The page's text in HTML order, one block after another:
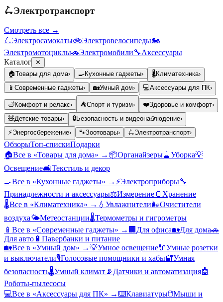
🛴Электротранспорт
Смотреть все →
🛴Электросамокаты🚲Электровелосипеды🏍️
Электромотоциклы🚗Электромобили🔧Аксессуары
Каталог ✕
🏠Товары для дома› 🍳Кухонные гаджеты› 🌡️Климатехника›
📱 Современные гаджеты› 🏡Умный дом› 💻Аксессуары для ПК›
🛁Комфорт и релакс› ⛺Спорт и туризм› ❤️Здоровье и комфорт›
🧸Детские товары› 🔒Безопасность и видеонаблюдение›
⚡Энергосбережение› 🐾Зоотовары› 🛴Электротранспорт›
ОбзорыТоп-спискиПодарки
🏠Все в «Товары для дома» → 📦Органайзеры🧹 Уборка💡
Освещение🛋️Текстиль и декор
🍳Все в «Кухонные гаджеты» → ⚡Электроприборы🔧
Принадлежности и аксессуары⚖️Измерение 🫙 Хранение
🌡️Все в «Климатехника» → 💧 Увлажнители🌬️Очистители
воздуха🌤️Метеостанции🌡️Термометры и гигрометры
📱 Все в «Современные гаджеты» → 🏢 Для офиса🏡Для дома🚗
Для авто 🔋 Павербанки и питание
🏡Все в «Умный дом» →💡Умное освещение🔌Умные розетки
и выключатели🎙️Голосовые помощники и хабы🔐Умная
безопасность🌡️Умный климат 📡 Датчики и автоматизация🤖
Роботы-пылесосы
💻Все в «Аксессуары для ПК» →⌨️Клавиатуры🖱️Мыши и